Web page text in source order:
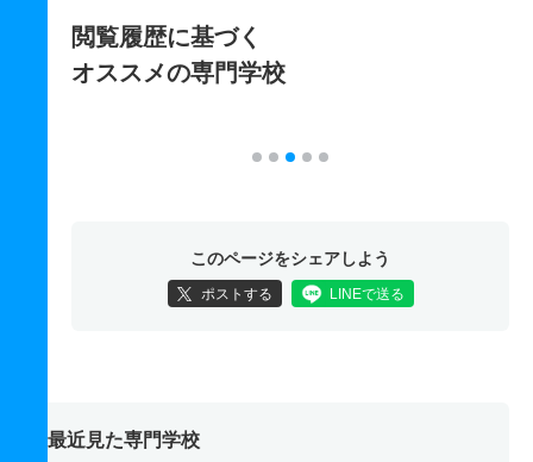
閲覧履歴に基づく
オススメの専門学校
このページをシェアしよう
ポストする LINEで送る
最近見た専門学校